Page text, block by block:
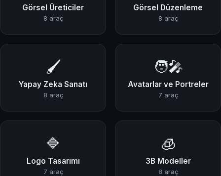
Görsel Üreticiler
8 araç
Görsel Düzenleme
8 araç
🖌️
Yapay Zeka Sanatı
8 araç
🧑‍🎤
Avatarlar ve Portreler
7 araç
🔷
Logo Tasarımı
7 araç
🧊
3B Modeller
8 araç